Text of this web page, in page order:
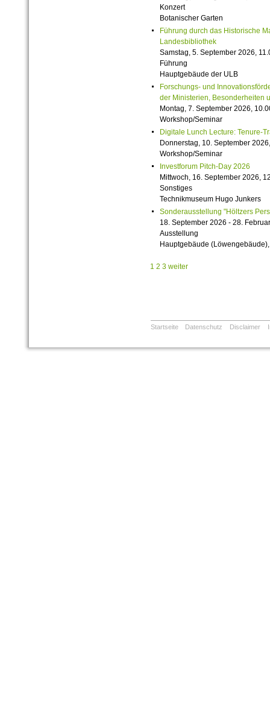
Konzert
Botanischer Garten
Führung durch das Historische
Landesbibliothek
Samstag, 5. September 2026,
Führung
Hauptgebäude der ULB
Forschungs- und
der Ministerien, Besonderheiten
Montag, 7. September 2026,
Workshop/Seminar
Digitale Lunch Lecture: Tenure-
Donnerstag, 10. September
Workshop/Seminar
Investforum Pitch-Day 2026
Mittwoch, 16. September 2026,
Sonstiges
Technikmuseum Hugo Junkers
Sonderausstellung "Höltzers
18. September 2026 - 28.
Ausstellung
Hauptgebäude
1 2 3 weiter
Startseite Datenschutz Disclaimer